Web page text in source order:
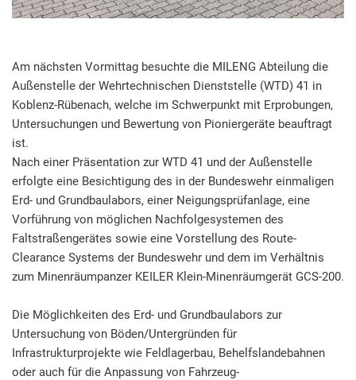
Am nächsten Vormittag besuchte die MILENG Abteilung die
Außenstelle der Wehrtechnischen Dienststelle (WTD) 41 in
Koblenz-Rübenach, welche im Schwerpunkt mit Erprobungen,
Untersuchungen und Bewertung von Pioniergeräte beauftragt
ist.
Nach einer Präsentation zur WTD 41 und der Außenstelle
erfolgte eine Besichtigung des in der Bundeswehr einmaligen
Erd- und Grundbaulabors, einer Neigungsprüfanlage, eine
Vorführung von möglichen Nachfolgesystemen des
Faltstraßengerätes sowie eine Vorstellung des Route-
Clearance Systems der Bundeswehr und dem im Verhältnis
zum Minenräumpanzer KEILER Klein-Minenräumgerät GCS-200.
Die Möglichkeiten des Erd- und Grundbaulabors zur
Untersuchung von Böden/Untergründen für
Infrastrukturprojekte wie Feldlagerbau, Behelfslandebahnen
oder auch für die Anpassung von Fahrzeug-